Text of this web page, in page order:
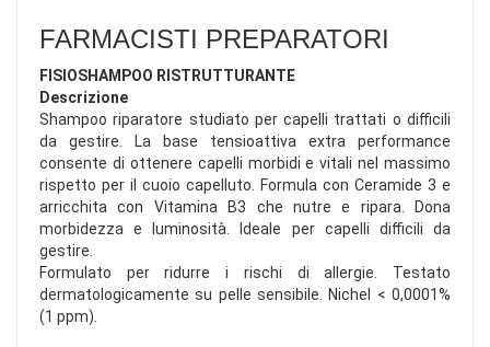
FARMACISTI PREPARATORI
FISIOSHAMPOO RISTRUTTURANTE
Descrizione
Shampoo riparatore studiato per capelli trattati o difficili
da gestire. La base tensioattiva extra performance
consente di ottenere capelli morbidi e vitali nel massimo
rispetto per il cuoio capelluto. Formula con Ceramide 3 e
arricchita con Vitamina B3 che nutre e ripara. Dona
morbidezza e luminosità. Ideale per capelli difficili da
gestire.
Formulato per ridurre i rischi di allergie. Testato
dermatologicamente su pelle sensibile. Nichel < 0,0001%
(1 ppm).